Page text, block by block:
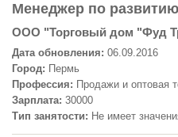
Менеджер по
ООО "Торговый дом "Фуд
Дата обновления: 06.09.2016
Город: Пермь
Профессия: Продажи и оптовая
Зарплата: 30000
Тип занятости: Не имеет